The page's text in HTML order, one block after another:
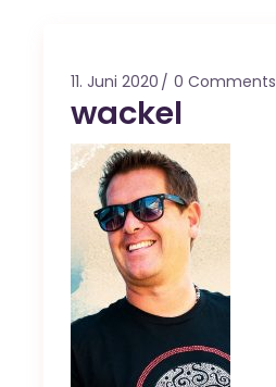
11. Juni 2020 0 Comments
wackel